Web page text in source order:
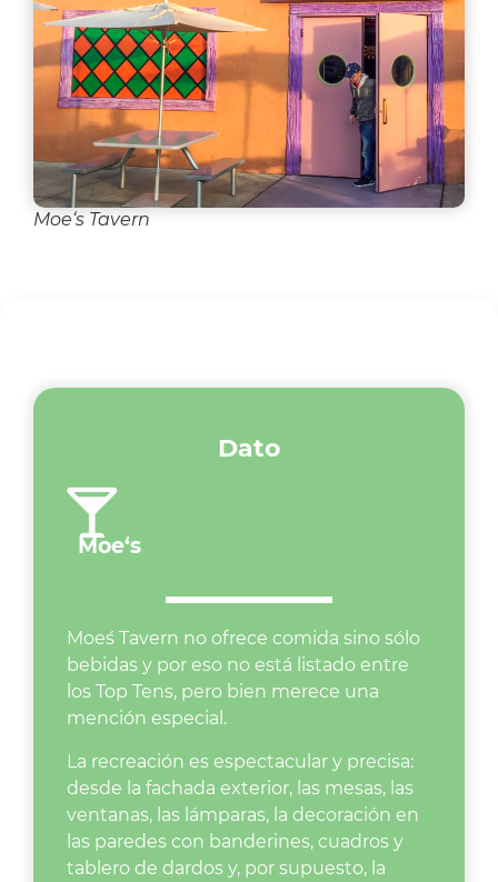
Moe‘s Tavern
Dato
Moe‘s
Moe´s Tavern no ofrece comida sino sólo
bebidas y por eso no está listado entre
los Top Tens, pero bien merece una
mención especial.
La recreación es espectacular y precisa:
desde la fachada exterior, las mesas, las
ventanas, las lámparas, la decoración en
las paredes con banderines, cuadros y
tablero de dardos y, por supuesto, la